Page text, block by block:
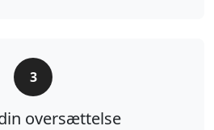
3
oversættelse